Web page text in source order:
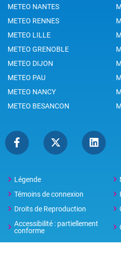
METEO NANTES
METEO RENNES
METEO LILLE
METEO GRENOBLE
METEO DIJON
METEO PAU
METEO NANCY
METEO BESANCON
Légende
Témoins de connexion
Droits de Reproduction
Accessibilité : partiellement
conforme